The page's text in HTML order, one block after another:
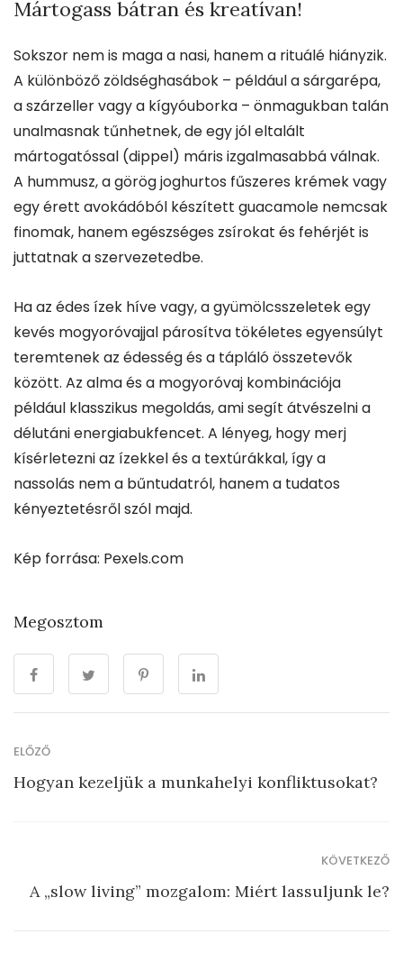
Mártogass bátran és kreatívan!
Sokszor nem is maga a nasi, hanem a rituálé hiányzik.
A különböző zöldséghasábok – például a sárgarépa,
a szárzeller vagy a kígyóuborka – önmagukban talán
unalmasnak tűnhetnek, de egy jól eltalált
mártogatóssal (dippel) máris izgalmasabbá válnak.
A hummusz, a görög joghurtos fűszeres krémek vagy
egy érett avokádóból készített guacamole nemcsak
finomak, hanem egészséges zsírokat és fehérjét is
juttatnak a szervezetedbe.
Ha az édes ízek híve vagy, a gyümölcsszeletek egy
kevés mogyoróvajjal párosítva tökéletes egyensúlyt
teremtenek az édesség és a tápláló összetevők
között. Az alma és a mogyoróvaj kombinációja
például klasszikus megoldás, ami segít átvészelni a
délutáni energiabukfencet. A lényeg, hogy merj
kísérletezni az ízekkel és a textúrákkal, így a
nassolás nem a bűntudatról, hanem a tudatos
kényeztetésről szól majd.
Kép forrása: Pexels.com
Megosztom
ELŐZŐ
Hogyan kezeljük a munkahelyi konfliktusokat?
KÖVETKEZŐ
A „slow living” mozgalom: Miért lassuljunk le?